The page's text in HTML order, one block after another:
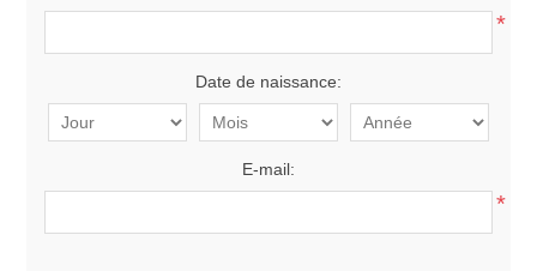
*
Date de naissance:
E-mail:
*